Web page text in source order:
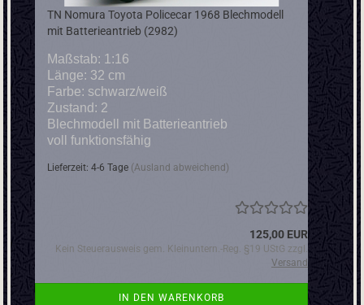
TN Nomura Toyota Policecar 1968 Blechmodell
mit Batterieantrieb (2982)
Maßstab: 1:16
Länge: 32 cm
Farbe: schwarz/weiß
Zustand: 2
Blechmodell mit Batterieantrieb
voll funktionsfähig
Lieferzeit: 4-6 Tage (Ausland abweichend)
125,00 EUR
Kein Steuerausweis gem. Kleinuntern.-Reg. §19 UStG zzgl.
Versand
IN DEN WARENKORB